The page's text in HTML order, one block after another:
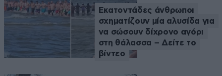
Εκατοντάδες άνθρωποι
σχηματίζουν μία αλυσίδα για
να σώσουν δίχρονο αγόρι
στη θάλασσα – Δείτε το
βίντεο